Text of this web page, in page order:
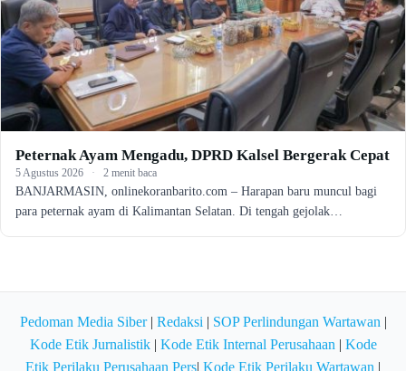
Peternak Ayam Mengadu, DPRD Kalsel Bergerak Cepat
5 Agustus 2026 · 2 menit baca
BANJARMASIN, onlinekoranbarito.com – Harapan baru muncul bagi
para peternak ayam di Kalimantan Selatan. Di tengah gejolak…
Pedoman Media Siber| Redaksi | SOP Perlindungan Wartawan |
Kode Etik Jurnalistik| Kode Etik Internal Perusahaan | Kode
Etik Perilaku Perusahaan Pers| Kode Etik Perilaku Wartawan |